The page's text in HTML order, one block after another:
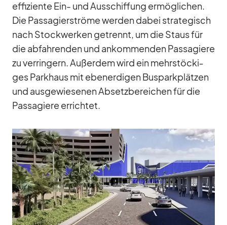
ef­fi­zi­ente Ein- und Aus­schif­fung er­mög­li­chen.
Die Pas­sa­gier­ströme wer­den da­bei stra­te­gisch
nach Stock­wer­ken ge­trennt, um die Staus für
die ab­fah­ren­den und an­kom­men­den Pas­sa­giere
zu ver­rin­gern. Au­ßer­dem wird ein mehr­stö­cki­
ges Park­haus mit eben­erdi­gen Bus­park­plät­zen
und aus­ge­wie­se­nen Ab­setz­be­rei­chen für die
Pas­sa­giere er­rich­tet.